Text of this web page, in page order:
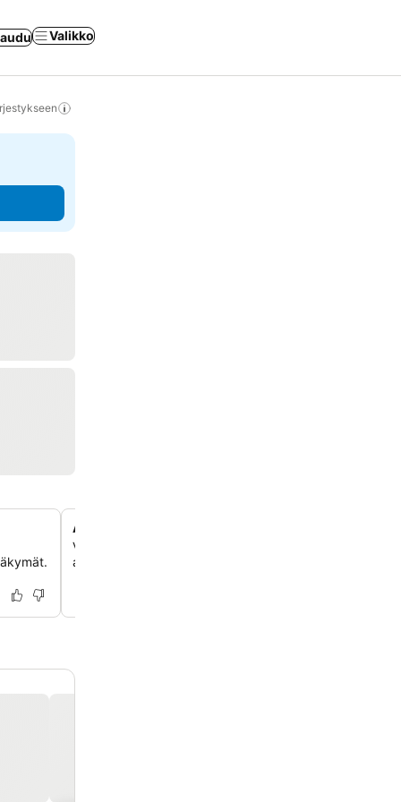
Valikko
Aurinkoterassi ulkona
Vietä mukavia keskusteluja ja seurustele perheen ja
aurinkoterassilla, joka sopii täydellisesti rentoutumiseen.